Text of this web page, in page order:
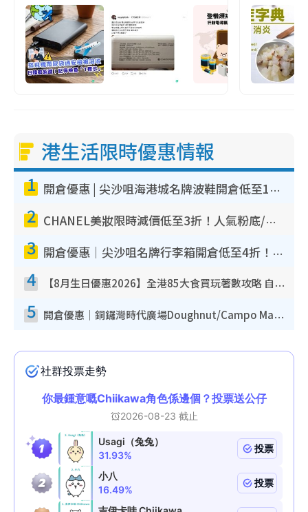
港生活限時優惠情報
1 開倉優惠 | 尖沙咀海港城名牌波鞋開倉低至1折！On鞋$899起／Joy&Peace鞋履$98起
2 CHANEL美妝限時減價低至3折！人氣粉底/唇膏/精華液低至$275！COCO香水都有平
3 開倉優惠｜尖沙咀名牌行李箱開倉低至4折！一連5日 American Tourister/ace./Hallmark $200起！
4 【8月生日優惠2026】全港85大食買玩著數攻略 自助餐/火鍋放題同行免費＋誠品/DONKI送現金券
5 開倉優惠｜銅鑼灣時代廣場Doughnut/Campo Marzio開倉低至1折！背囊、書包、手袋劈價$200起